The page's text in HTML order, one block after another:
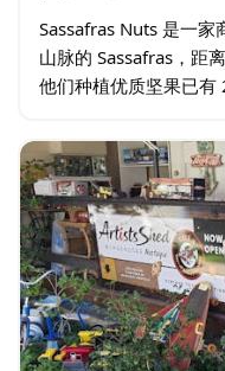
Sassafras Nuts 是一家
山脉的 Sassafras，距
他们种植优质坚果已有